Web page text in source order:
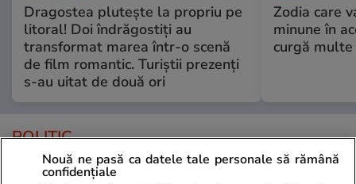
Dragostea plutește la propriu pe
litoral! Doi îndrăgostiți au
transformat marea într-o scenă
de film romantic. Turiștii prezenți
s-au uitat de două ori
Zodia care
minune în
curgă
POLITIC
Politică
Nouă ne pasă ca datele tale personale să rămână
confidențiale